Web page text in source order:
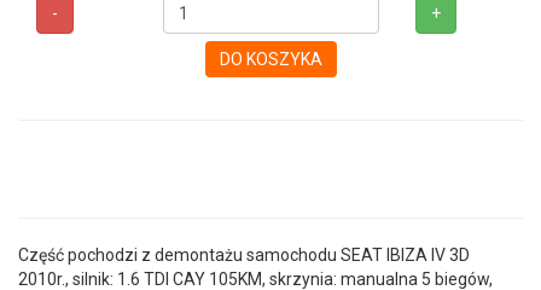
- +
DO KOSZYKA
Część pochodzi z demontażu samochodu SEAT IBIZA IV 3D
2010r., silnik: 1.6 TDI CAY 105KM, skrzynia: manualna 5 biegów,